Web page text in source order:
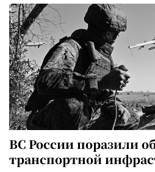
ВС России поразили
транспортной